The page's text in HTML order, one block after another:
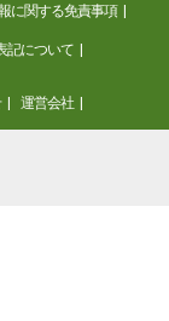
に関する免責事項
記について
運営会社